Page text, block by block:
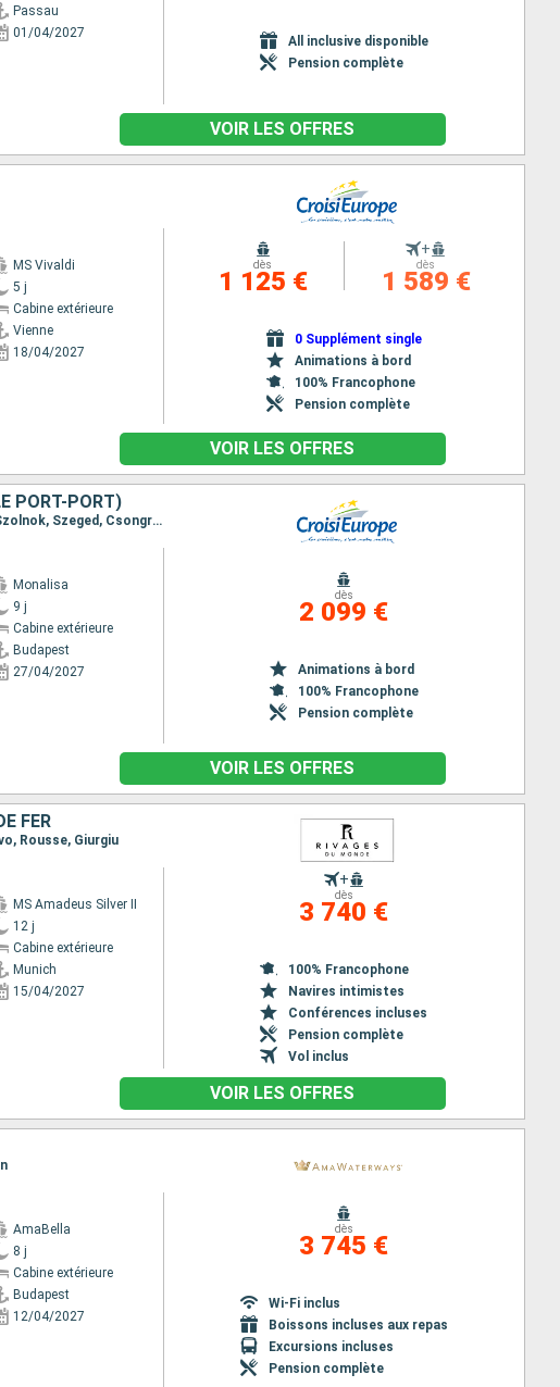
Passau
01/04/2027
All inclusive disponible
Pension complète
VOIR LES OFFRES
MS Vivaldi
5 j
Cabine extérieure
Vienne
18/04/2027
dès
1 125 €
+
dès
1 589 €
0 Supplément single
Animations à bord
100% Francophone
Pension complète
VOIR LES OFFRES
PORT-PORT)
Itinéraire : Budapest, Mohacs, Novi Sad, Kanjiza, Szeged, Kanjiza, Szeged, Csongrad, Szolnok, Szeged, Csongrad, Szolnok, Tiszafüred, Szolnok, Tiszafüred, Tokaj, Tiszafüred, Tokaj
Monalisa
9 j
Cabine extérieure
Budapest
27/04/2027
dès
2 099 €
Animations à bord
100% Francophone
Pension complète
VOIR LES OFFRES
FER
Rousse, Giurgiu
MS Amadeus Silver II
12 j
Cabine extérieure
Munich
15/04/2027
+
dès
3 740 €
100% Francophone
Navires intimistes
Conférences incluses
Pension complète
Vol inclus
VOIR LES OFFRES
AmaBella
8 j
Cabine extérieure
Budapest
12/04/2027
dès
3 745 €
Wi-Fi inclus
Boissons incluses aux repas
Excursions incluses
Pension complète